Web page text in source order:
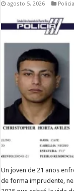
agosto 5, 2026
Un joven de 21 años
de forma imprudente,